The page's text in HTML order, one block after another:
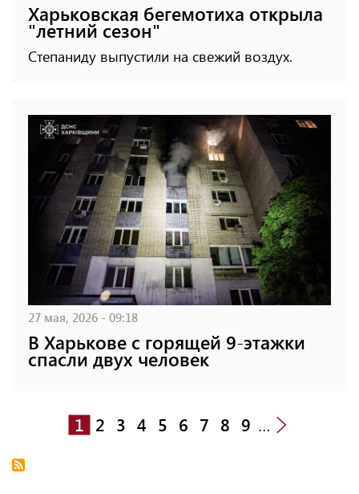
Харьковская бегемотиха открыла
"летний сезон"
Степаниду выпустили на свежий воздух.
27 мая, 2026 - 09:18
В Харькове с горящей 9-этажки
спасли двух человек
1 2 3 4 5 6 7 8 9 …